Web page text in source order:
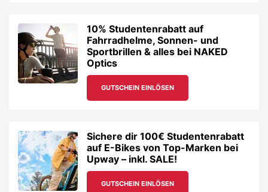
10% Studentenrabatt auf
Fahrradhelme, Sonnen- und
Sportbrillen & alles bei NAKED
Optics
GUTSCHEIN EINLÖSEN
Sichere dir 100€ Studentenrabatt
auf E-Bikes von Top-Marken bei
Upway – inkl. SALE!
GUTSCHEIN EINLÖSEN